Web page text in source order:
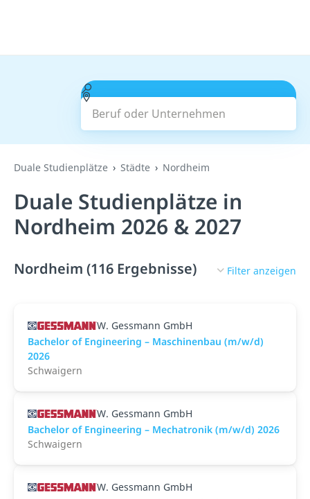
Beruf oder Unternehmen
Suchen
Duale Studienplätze Städte Nordheim
Duale Studienplätze in
Nordheim 2026 & 2027
Nordheim (116 Ergebnisse) Filter anzeigen
W. Gessmann GmbH
Bachelor of Engineering – Maschinenbau (m/w/d)
2026
Schwaigern
W. Gessmann GmbH
Bachelor of Engineering – Mechatronik (m/w/d) 2026
Schwaigern
W. Gessmann GmbH